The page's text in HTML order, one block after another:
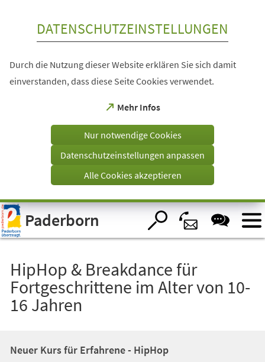
Visuelle
Assistenzsoftware
öffnen.
DATENSCHUTZEINSTELLUNGEN
Durch die Nutzung dieser Website erklären Sie sich damit
einverstanden, dass diese Seite Cookies verwendet.
Mehr Infos
(Öffnet
einem
Tab)
Nur notwendige Cookies
Datenschutzeinstellungen anpassen
Alle Cookies akzeptieren
Paderborn
HipHop & Breakdance für
Fortgeschrittene im Alter von 10-
16 Jahren
Neuer Kurs für Erfahrene - HipHop